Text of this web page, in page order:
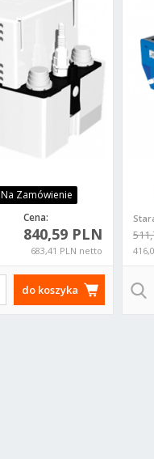
Na Zamówienie
Cena:
840,59 PLN
683,41 PLN netto
do koszyka